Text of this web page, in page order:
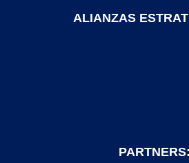
ALIANZAS
PARTNERS: